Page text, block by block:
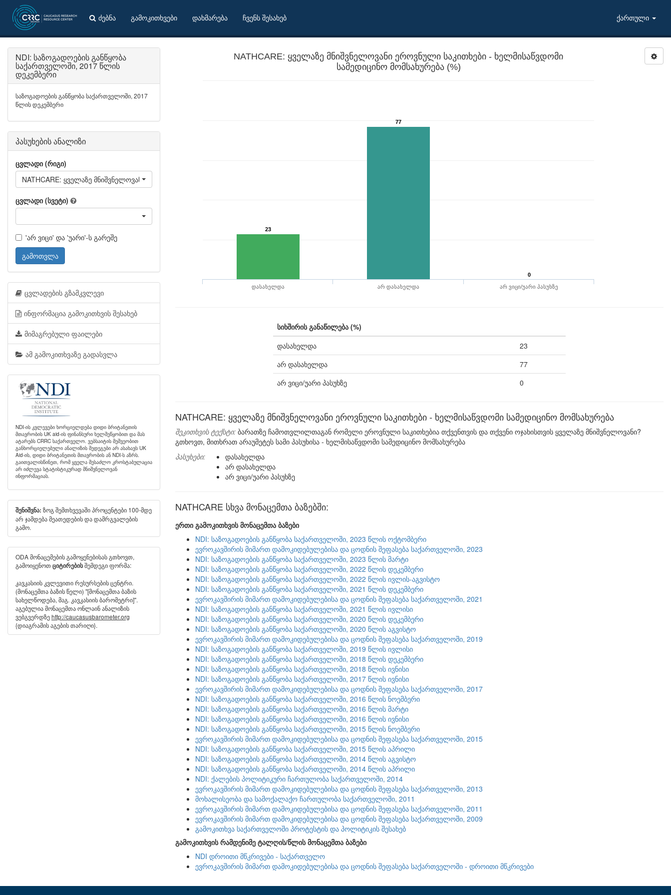
ძებნა გამოკითხვები დახმარება ჩვენს შესახებ ქართული
NATHCARE: ყველაზე მნიშვნელოვანი ეროვნული საკითხები - ხელმისაწვდომი
სამედიცინო მომსახურება (%)
23
77
0
დასახელდა არ დასახელდა არ ვიცი/უარი პასუხზე
სიხშირის განაწილება (%)
დასახელდა
23
არ დასახელდა
77
არ ვიცი/უარი პასუხზე
0
NATHCARE: ყველაზე მნიშვნელოვანი ეროვნული საკითხები - ხელმისაწვდომი სამედიცინო მომსახურება
შეკითხვის ტექსტი: ბარათზე ჩამოთვლილთაგან რომელი ეროვნული საკითხებია თქვენთვის და თქვენი ოჯახისთვის ყველაზე მნიშვნელოვანი?
გთხოვთ, მითხრათ არაუმეტეს სამი პასუხისა - ხელმისაწვდომი სამედიცინო მომსახურება
პასუხები:
დასახელდა
არ დასახელდა
არ ვიცი/უარი პასუხზე
NATHCARE სხვა მონაცემთა ბაზებში:
ერთი გამოკითხვის მონაცემთა ბაზები
NDI: საზოგადოების განწყობა საქართველოში, 2023 წლის ოქტომბერი
ევროკავშირის მიმართ დამოკიდებულებისა და ცოდნის შეფასება საქართველოში, 2023
NDI: საზოგადოების განწყობა საქართველოში, 2023 წლის მარტი
NDI: საზოგადოების განწყობა საქართველოში, 2022 წლის დეკემბერი
NDI: საზოგადოების განწყობა საქართველოში, 2022 წლის ივლის-აგვისტო
NDI: საზოგადოების განწყობა საქართველოში, 2021 წლის დეკემბერი
ევროკავშირის მიმართ დამოკიდებულებისა და ცოდნის შეფასება საქართველოში, 2021
NDI: საზოგადოების განწყობა საქართველოში, 2021 წლის ივლისი
NDI: საზოგადოების განწყობა საქართველოში, 2020 წლის დეკემბერი
NDI: საზოგადოების განწყობა საქართველოში, 2020 წლის აგვისტო
ევროკავშირის მიმართ დამოკიდებულებისა და ცოდნის შეფასება საქართველოში, 2019
NDI: საზოგადოების განწყობა საქართველოში, 2019 წლის ივლისი
NDI: საზოგადოების განწყობა საქართველოში, 2018 წლის დეკემბერი
NDI: საზოგადოების განწყობა საქართველოში, 2018 წლის ივნისი
NDI: საზოგადოების განწყობა საქართველოში, 2017 წლის ივნისი
ევროკავშირის მიმართ დამოკიდებულებისა და ცოდნის შეფასება საქართველოში, 2017
NDI: საზოგადოების განწყობა საქართველოში, 2016 წლის ნოემბერი
NDI: საზოგადოების განწყობა საქართველოში, 2016 წლის მარტი
NDI: საზოგადოების განწყობა საქართველოში, 2016 წლის ივნისი
NDI: საზოგადოების განწყობა საქართველოში, 2015 წლის ნოემბერი
ევროკავშირის მიმართ დამოკიდებულებისა და ცოდნის შეფასება საქართველოში, 2015
NDI: საზოგადოების განწყობა საქართველოში, 2015 წლის აპრილი
NDI: საზოგადოების განწყობა საქართველოში, 2014 წლის აგვისტო
NDI: საზოგადოების განწყობა საქართველოში, 2014 წლის აპრილი
NDI: ქალების პოლიტიკური ჩართულობა საქართველოში, 2014
ევროკავშირის მიმართ დამოკიდებულებისა და ცოდნის შეფასება საქართველოში, 2013
მოხალისეობა და სამოქალაქო ჩართულობა საქართველოში, 2011
ევროკავშირის მიმართ დამოკიდებულებისა და ცოდნის შეფასება საქართველოში, 2011
ევროკავშირის მიმართ დამოკიდებულებისა და ცოდნის შეფასება საქართველოში, 2009
გამოკითხვა საქართველოში პროტესტის და პოლიტიკის შესახებ
გამოკითხვის რამდენიმე ტალღის/წლის მონაცემთა ბაზები
NDI დროითი მწკრივები - საქართველო
ევროკავშირის მიმართ დამოკიდებულებისა და ცოდნის შეფასება საქართველოში - დროითი მწკრივები
NDI: საზოგადოების განწყობა
საქართველოში, 2017 წლის
დეკემბერი
საზოგადოების განწყობა საქართველოში, 2017
წლის დეკემბერი
პასუხების ანალიზი
ცვლადი (რიგი)
NATHCARE: ყველაზე მნიშვნელოვანი ეროვნული საკითხები - ხელმისაწვდომი სამედიცინო მომსახურება
ცვლადი (სვეტი)
'არ ვიცი' და 'უარი'-ს გარეშე
გამოთვლა
ცვლადების გზამკვლევი
ინფორმაცია გამოკითხვის შესახებ
მიმაგრებული ფაილები
ამ გამოკითხვაზე გადასვლა
NDI-ის კვლევები ხორციელდება დიდი ბრიტანეთის
მთავრობის UK aid-ის ფინანსური ხელშეწყობით და მას
ატარებს CRRC საქართველო. ვებსაიტის მეშვეობით
განხორციელებული ანალიზის შედეგები არ ასახავს UK
Aid-ის, დიდი ბრიტანეთის მთავრობის ან NDI-ს აზრს.
გაითვალისწინეთ, რომ ყველა შესაძლო კროსტაბულაცია
არ იძლევა სტატისტიკურად მნიშვნელოვან
ინფორმაციას.
შენიშვნა: ზოგ შემთხვევაში პროცენტები 100-მდე
არ ჯამდება მეათედების და დამრგვალების
გამო.
ODA მონაცემების გამოყენებისას გთხოვთ,
გამოიყენოთ ციტირებისშემდეგი ფორმა:
კავკასიის კვლევითი რესურსების ცენტრი.
(მონაცემთა ბაზის წელი) "[მონაცემთა ბაზის
სახელწოდება, მაგ. კავკასიის ბარომეტრი]".
აგებულია მონაცემთა ონლაინ ანალიზის
ვებგვერდზეhttp://caucasusbarometer.org
{დიაგრამის აგების თარიღი}.